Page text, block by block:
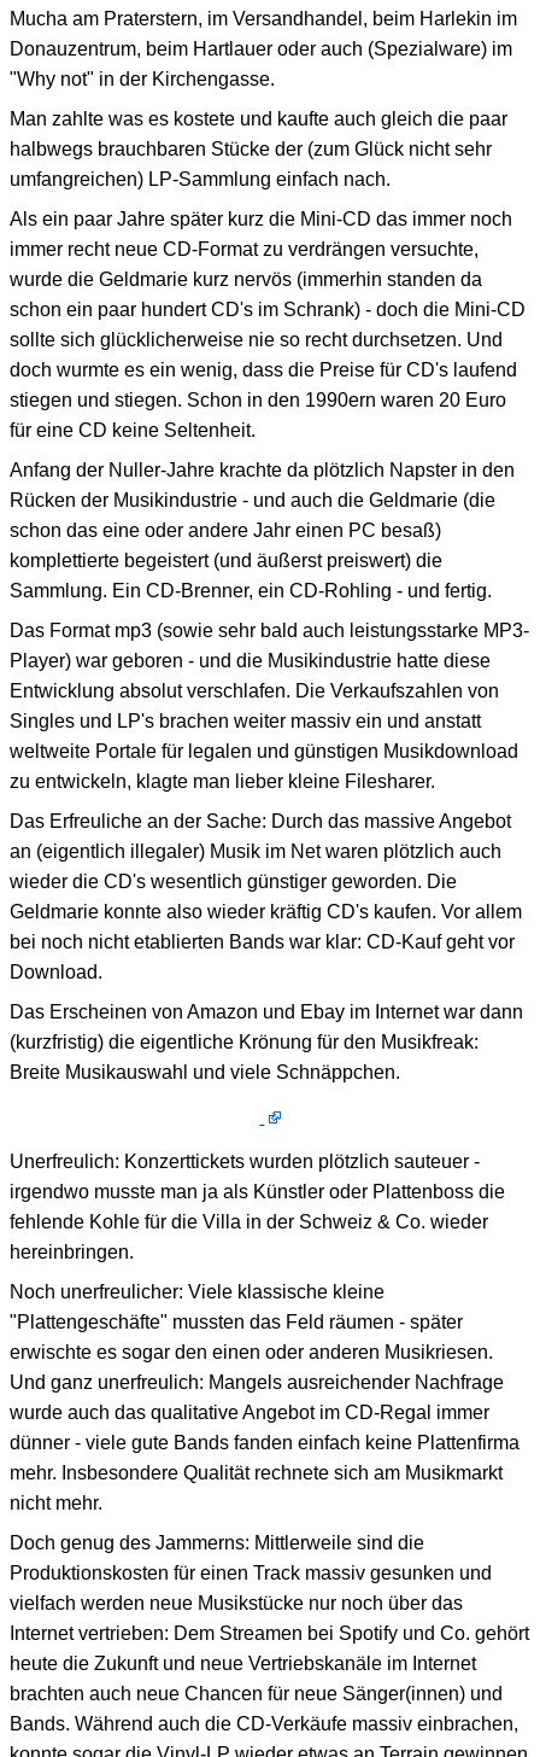
Mucha am Praterstern, im Versandhandel, beim Harlekin im
Donauzentrum, beim Hartlauer oder auch (Spezialware) im
"Why not" in der Kirchengasse.
Man zahlte was es kostete und kaufte auch gleich die paar
halbwegs brauchbaren Stücke der (zum Glück nicht sehr
umfangreichen) LP-Sammlung einfach nach.
Als ein paar Jahre später kurz die Mini-CD das immer noch
immer recht neue CD-Format zu verdrängen versuchte,
wurde die Geldmarie kurz nervös (immerhin standen da
schon ein paar hundert CD's im Schrank) - doch die Mini-CD
sollte sich glücklicherweise nie so recht durchsetzen. Und
doch wurmte es ein wenig, dass die Preise für CD's laufend
stiegen und stiegen. Schon in den 1990ern waren 20 Euro
für eine CD keine Seltenheit.
Anfang der Nuller-Jahre krachte da plötzlich Napster in den
Rücken der Musikindustrie - und auch die Geldmarie (die
schon das eine oder andere Jahr einen PC besaß)
komplettierte begeistert (und äußerst preiswert) die
Sammlung. Ein CD-Brenner, ein CD-Rohling - und fertig.
Das Format mp3 (sowie sehr bald auch leistungsstarke MP3-
Player) war geboren - und die Musikindustrie hatte diese
Entwicklung absolut verschlafen. Die Verkaufszahlen von
Singles und LP's brachen weiter massiv ein und anstatt
weltweite Portale für legalen und günstigen Musikdownload
zu entwickeln, klagte man lieber kleine Filesharer.
Das Erfreuliche an der Sache: Durch das massive Angebot
an (eigentlich illegaler) Musik im Net waren plötzlich auch
wieder die CD's wesentlich günstiger geworden. Die
Geldmarie konnte also wieder kräftig CD's kaufen. Vor allem
bei noch nicht etablierten Bands war klar: CD-Kauf geht vor
Download.
Das Erscheinen von Amazon und Ebay im Internet war dann
(kurzfristig) die eigentliche Krönung für den Musikfreak:
Breite Musikauswahl und viele Schnäppchen.
Unerfreulich: Konzerttickets wurden plötzlich sauteuer -
irgendwo musste man ja als Künstler oder Plattenboss die
fehlende Kohle für die Villa in der Schweiz & Co. wieder
hereinbringen.
Noch unerfreulicher: Viele klassische kleine
"Plattengeschäfte" mussten das Feld räumen - später
erwischte es sogar den einen oder anderen Musikriesen.
Und ganz unerfreulich: Mangels ausreichender Nachfrage
wurde auch das qualitative Angebot im CD-Regal immer
dünner - viele gute Bands fanden einfach keine Plattenfirma
mehr. Insbesondere Qualität rechnete sich am Musikmarkt
nicht mehr.
Doch genug des Jammerns: Mittlerweile sind die
Produktionskosten für einen Track massiv gesunken und
vielfach werden neue Musikstücke nur noch über das
Internet vertrieben: Dem Streamen bei Spotify und Co. gehört
heute die Zukunft und neue Vertriebskanäle im Internet
brachten auch neue Chancen für neue Sänger(innen) und
Bands. Während auch die CD-Verkäufe massiv einbrachen,